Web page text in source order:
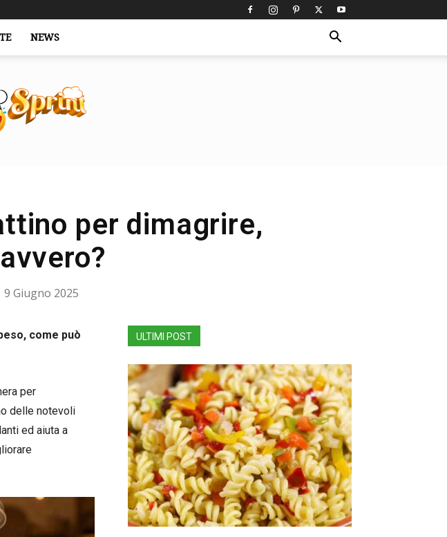
NEWS
per dimagrire,
9 Giugno 2025
come può
per
delle notevoli
ed aiuta a
ULTIMI POST